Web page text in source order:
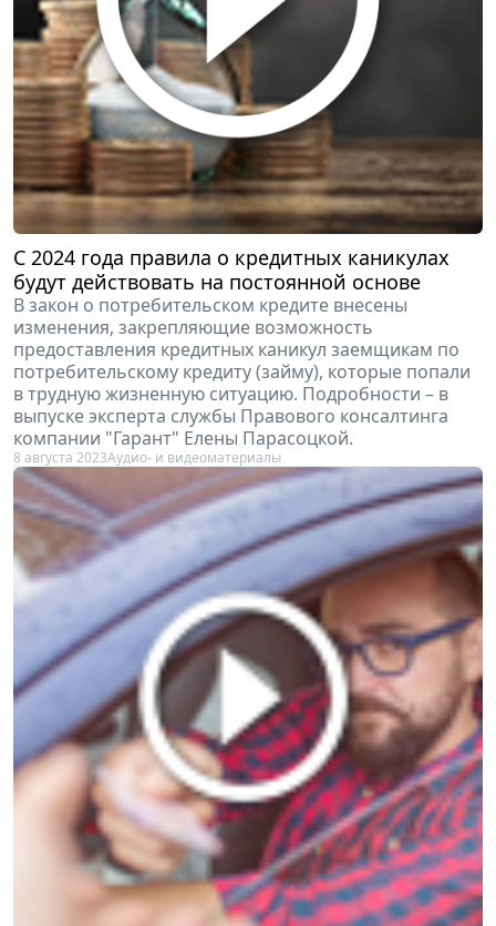
С 2024 года правила о кредитных каникулах
будут действовать на постоянной основе
В закон о потребительском кредите внесены
изменения, закрепляющие возможность
предоставления кредитных каникул заемщикам по
потребительскому кредиту (займу), которые попали
в трудную жизненную ситуацию. Подробности – в
выпуске эксперта службы Правового консалтинга
компании "Гарант" Елены Парасоцкой.
8 августа 2023Аудио- и видеоматериалы